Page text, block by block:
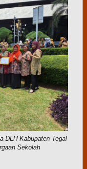
DLH Kabupaten Tegal
Sekolah